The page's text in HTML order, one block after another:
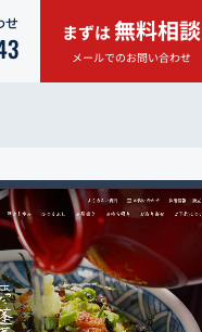
せ まずは無料相談
メールでのお問い合わせ